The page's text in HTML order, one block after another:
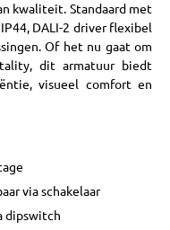
kwaliteit. Standaard met
DALI-2 driver flexibel
Of het nu gaat om
dit armatuur biedt
visueel comfort en
via schakelaar
dipswitch